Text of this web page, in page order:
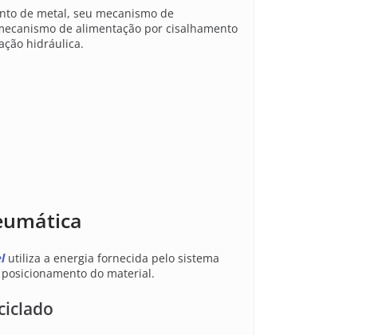
de metal, seu mecanismo de
de alimentação por cisalhamento
hidráulica.
utiliza a energia fornecida pelo sistema
do material.